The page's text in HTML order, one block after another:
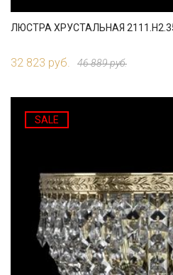
ЛЮСТРА ХРУСТАЛЬНАЯ
32 823 руб. 46 889 руб.
SALE